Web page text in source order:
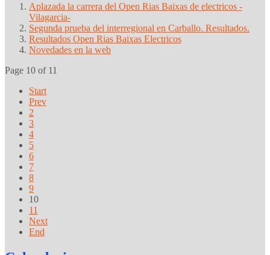
Aplazada la carrera del Open Rias Baixas de electricos -
Vilagarcia-
Segunda prueba del interregional en Carballo. Resultados.
Resultados Open Rias Baixas Electricos
Novedades en la web
Page 10 of 11
Start
Prev
2
3
4
5
6
7
8
9
10
11
Next
End